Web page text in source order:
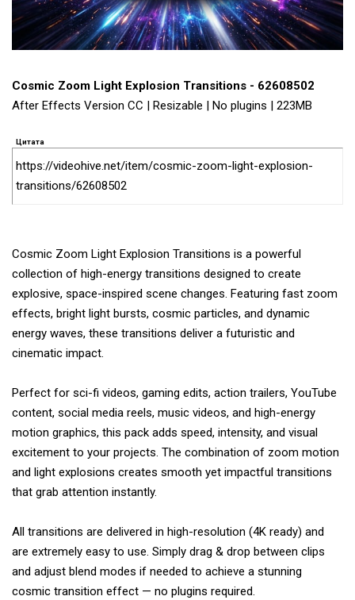
Cosmic Zoom Light Explosion Transitions - 62608502
After Effects Version CC | Resizable | No plugins | 223MB
Цитата
https://videohive.net/item/cosmic-zoom-light-explosion-
transitions/62608502
Cosmic Zoom Light Explosion Transitions is a powerful
collection of high-energy transitions designed to create
explosive, space-inspired scene changes. Featuring fast zoom
effects, bright light bursts, cosmic particles, and dynamic
energy waves, these transitions deliver a futuristic and
cinematic impact.
Perfect for sci-fi videos, gaming edits, action trailers, YouTube
content, social media reels, music videos, and high-energy
motion graphics, this pack adds speed, intensity, and visual
excitement to your projects. The combination of zoom motion
and light explosions creates smooth yet impactful transitions
that grab attention instantly.
All transitions are delivered in high-resolution (4K ready) and
are extremely easy to use. Simply drag & drop between clips
and adjust blend modes if needed to achieve a stunning
cosmic transition effect — no plugins required.